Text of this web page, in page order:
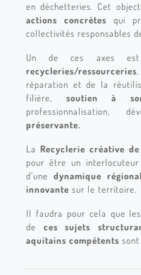
en déchetteries. Cet
actions concrètes qui
collectivités responsables
Un de ces axes
recycleries/ressourceries
réparation et de la
filière, soutien à
préservante.
LaRecyclerie créative
pour être un interlocuteur
d’une dynamique
innovante sur le territoire.
Il faudra pour cela que
de ces sujets
aquitains compétents sont